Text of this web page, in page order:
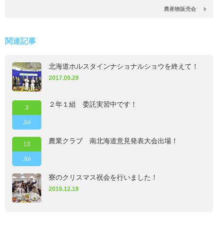
農産物販売会
関連記事
北海道ホルスタインナショナルショウを終えて！
2017.09.29
3
Jul
２年１組 委託実習中です！
13
Jul
農業クラブ 南北海道意見発表大会出場！
寮のクリスマス祝会を行いました！
2019.12.19